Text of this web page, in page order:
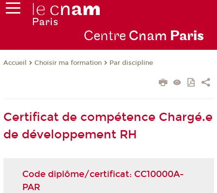
Centre Cnam Paris
Accueil Choisir ma formation Par discipline
Certificat de compétence Chargé.e
de développement RH
Code diplôme/certificat: CC10000A-
PAR